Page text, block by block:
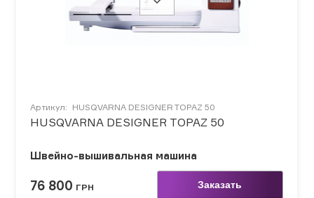
Артикул: HUSQVARNA DESIGNER TOPAZ 50
HUSQVARNA DESIGNER TOPAZ 50
Швейно-вышивальная машина
76 800 ГРН Заказать